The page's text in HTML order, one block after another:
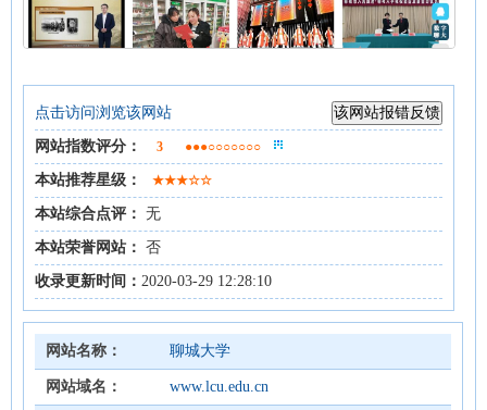
点击访问浏览该网站
网站指数评分： 3 ●●●○○○○○○○
本站推荐星级： ★★★☆☆
本站综合点评： 无
本站荣誉网站： 否
收录更新时间： 2020-03-29 12:28:10
网站名称： 聊城大学
网站域名： www.lcu.edu.cn